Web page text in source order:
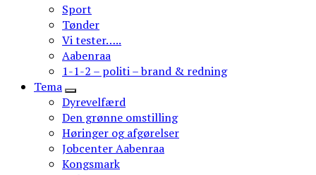
Sport
Tønder
Vi tester…..
Aabenraa
1-1-2 – politi – brand & redning
Tema
Dyrevelfærd
Den grønne omstilling
Høringer og afgørelser
Jobcenter Aabenraa
Kongsmark